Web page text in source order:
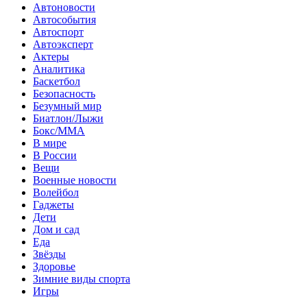
Автоновости
Автособытия
Автоспорт
Автоэксперт
Актеры
Аналитика
Баскетбол
Безопасность
Безумный мир
Биатлон/Лыжи
Бокс/MMA
В мире
В России
Вещи
Военные новости
Волейбол
Гаджеты
Дети
Дом и сад
Еда
Звёзды
Здоровье
Зимние виды спорта
Игры